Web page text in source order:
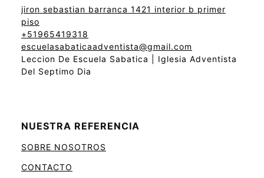
jiron sebastian barranca 1421 interior b primer
piso
+51965419318
escuelasabaticaadventista@gmail.com
Leccion De Escuela Sabatica | Iglesia Adventista
Del Septimo Dia
NUESTRA REFERENCIA
SOBRE NOSOTROS
CONTACTO